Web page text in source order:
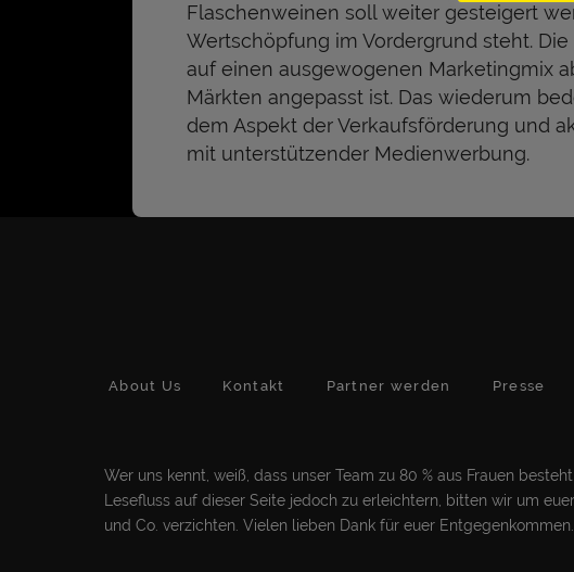
Flaschenweinen soll weiter gesteigert
Wertschöpfung im Vordergrund steht.
auf einen ausgewogenen Marketingmix
Märkten angepasst ist. Das wiederum
dem Aspekt der Verkaufsförderung und
mit unterstützender Medienwerbung.
About Us Kontakt Partner werden Presse
Wer uns kennt, weiß, dass unser Team zu 80 % aus Frauen
Lesefluss auf dieser Seite jedoch zu erleichtern, bitten wir um
und Co. verzichten. Vielen lieben Dank für euer Entgegenkommen.